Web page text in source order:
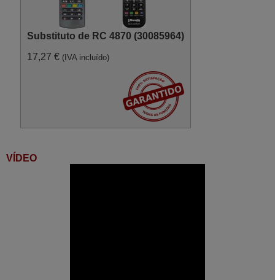
Substituto de RC 4870 (30085964)
17,27 € (IVA incluído)
VÍDEO